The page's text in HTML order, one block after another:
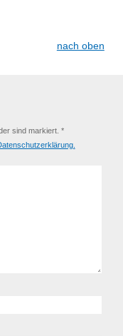
nach oben
sind markiert. *